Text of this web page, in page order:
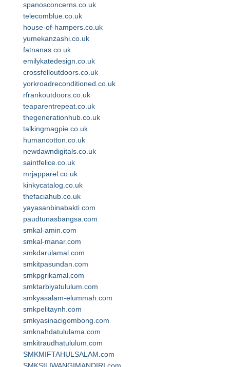
spanosconcerns.co.uk
telecomblue.co.uk
house-of-hampers.co.uk
yumekanzashi.co.uk
fatnanas.co.uk
emilykatedesign.co.uk
crossfelloutdoors.co.uk
yorkroadreconditioned.co.uk
rfrankoutdoors.co.uk
teaparentrepeat.co.uk
thegenerationhub.co.uk
talkingmagpie.co.uk
humancotton.co.uk
newdawndigitals.co.uk
saintfelice.co.uk
mrjapparel.co.uk
kinkycatalog.co.uk
thefaciahub.co.uk
yayasanbinabakti.com
paudtunasbangsa.com
smkal-amin.com
smkal-manar.com
smkdarulamal.com
smkitpasundan.com
smkpgrikamal.com
smktarbiyatululum.com
smkyasalam-elummah.com
smkpelitaynh.com
smkyasinacigombong.com
smknahdatululama.com
smkitraudhatululum.com
SMKMIFTAHULSALAM.com